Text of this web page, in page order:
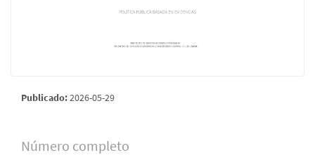
Publicado:2026-05-29
Número completo